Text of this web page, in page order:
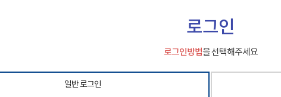
로그인
로그인방법을 선택해주세요
일반 로그인